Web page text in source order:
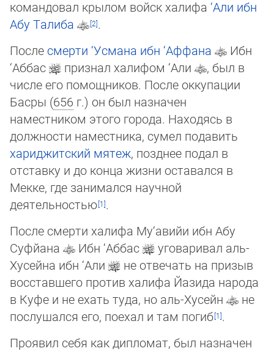
коман­до­вал крылом войск халифа ‘Али ибн
Абу Талиба
.
После смерти ‘Усмана ибн ‘Аффана
Ибн
‘Аббас
признал халифом ‘Али
, был в
числе его помощников. После оккупации
Басры (656 г.) он был назначен
наместником этого города. Находясь в
должности наместника, сумел подавить
хариджитский мя­теж, позднее подал в
отставку и до конца жизни оставался в
Мекке, где занимался на­уч­ной
деятельностью .
После смерти халифа Му‘авийи ибн Абу
Суфйана
Ибн ‘Аббас
уговаривал аль-
Ху­сей­на ибн ‘Али
не отвечать на призыв
восставшего против халифа Йазида народа
в Ку­фе и не ехать туда, но аль-Хусейн
не
послушался его, поехал и там погиб .
Проявил себя как дипломат, был назначен